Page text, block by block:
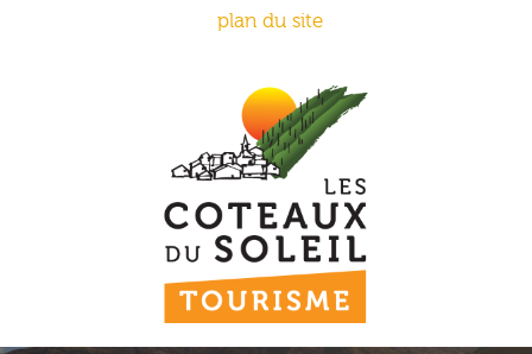
plan du site